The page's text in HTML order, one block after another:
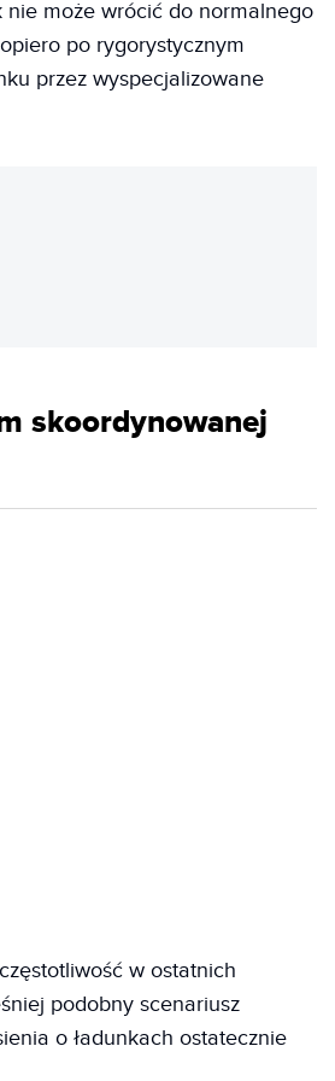
może wrócić do normalnego
po rygorystycznym
przez wyspecjalizowane
skoordynowanej
w ostatnich
podobny scenariusz
o ładunkach ostatecznie